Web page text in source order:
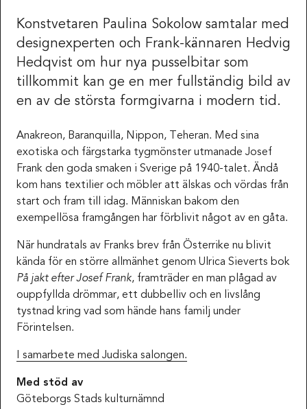
Konstvetaren Paulina Sokolow samtalar med
designexperten och Frank-kännaren Hedvig
Hedqvist om hur nya pusselbitar som
tillkommit kan ge en mer fullständig bild av
en av de största formgivarna i modern tid.
Anakreon, Baranquilla, Nippon, Teheran. Med sina
exotiska och färgstarka tygmönster utmanade Josef
Frank den goda smaken i Sverige på 1940-talet. Ändå
kom hans textilier och möbler att älskas och vördas från
start och fram till idag. Människan bakom den
exempellösa framgången har förblivit något av en gåta.
När hundratals av Franks brev från Österrike nu blivit
kända för en större allmänhet genom Ulrica Sieverts bok
På jakt efter Josef Frank, framträder en man plågad av
ouppfyllda drömmar, ett dubbelliv och en livslång
tystnad kring vad som hände hans familj under
Förintelsen.
I samarbete med Judiska salongen.
Med stöd av
Göteborgs Stads kulturnämnd